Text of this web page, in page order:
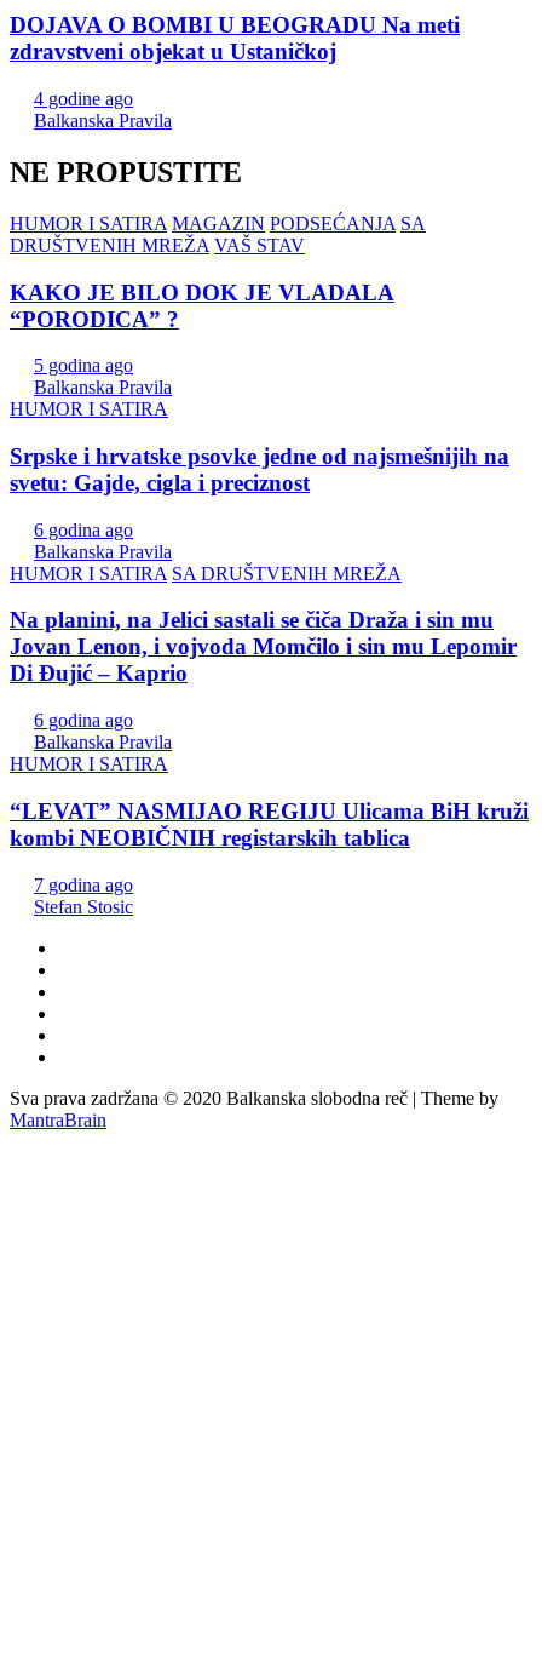
DOJAVA O BOMBI U BEOGRADU Na meti
zdravstveni objekat u Ustaničkoj
4 godine ago
Balkanska Pravila
NE PROPUSTITE
HUMOR I SATIRA MAGAZIN PODSEĆANJA SA
DRUŠTVENIH MREŽA VAŠ STAV
KAKO JE BILO DOK JE VLADALA
“PORODICA” ?
5 godina ago
Balkanska Pravila
HUMOR I SATIRA
Srpske i hrvatske psovke jedne od najsmešnijih na
svetu: Gajde, cigla i preciznost
6 godina ago
Balkanska Pravila
HUMOR I SATIRA SA DRUŠTVENIH MREŽA
Na planini, na Jelici sastali se čiča Draža i sin mu
Jovan Lenon, i vojvoda Momčilo i sin mu Lepomir
Di Đujić – Kaprio
6 godina ago
Balkanska Pravila
HUMOR I SATIRA
“LEVAT” NASMIJAO REGIJU Ulicama BiH kruži
kombi NEOBIČNIH registarskih tablica
7 godina ago
Stefan Stosic
Sva prava zadržana © 2020 Balkanska slobodna reč | Theme by
MantraBrain